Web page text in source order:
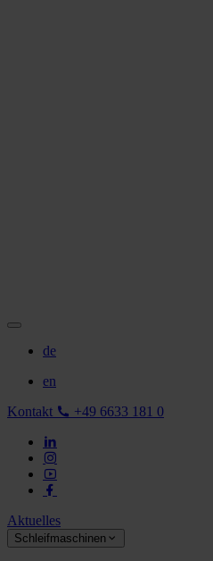
de
en
Kontakt
+49 6633 181 0
Aktuelles
Schleifmaschinen